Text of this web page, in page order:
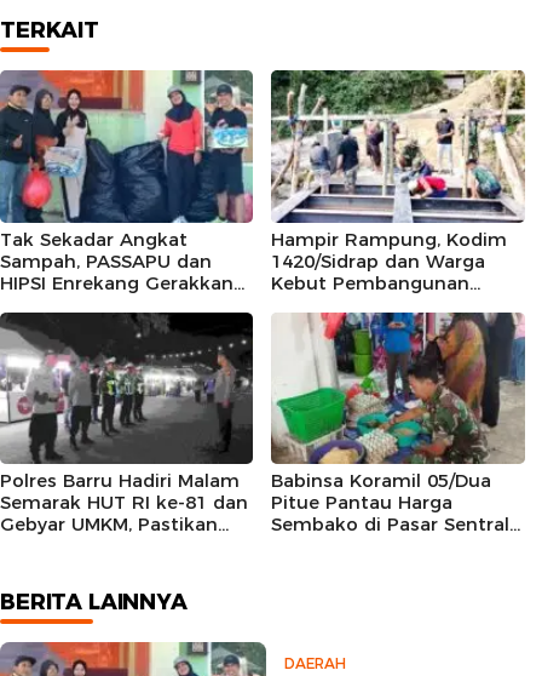
TERKAIT
Tak Sekadar Angkat
Sampah, PASSAPU dan
HIPSI Enrekang Gerakkan
Publik
Hampir Rampung, Kodim
1420/Sidrap dan Warga
Kebut Pembangunan
Hingga 89 Persen
Polres Barru Hadiri Malam
Semarak HUT RI ke-81 dan
Gebyar UMKM, Pastikan
Babinsa Koramil 05/Dua
Pitue Pantau Harga
Sembako di Pasar Sentral
BERITA LAINNYA
DAERAH